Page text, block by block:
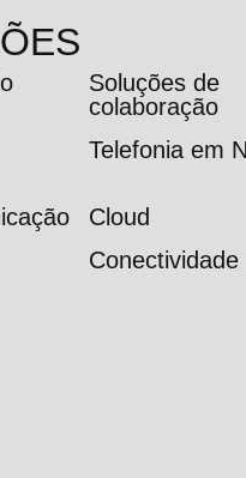
Soluções de
colaboração
Telefonia em
Cloud
Conectividade